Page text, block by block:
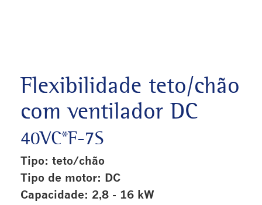
Flexibilidade teto/chão
com ventilador DC
40VC*F-7S
Tipo: teto/chão
Tipo de motor: DC
Capacidade: 2,8 - 16 kW